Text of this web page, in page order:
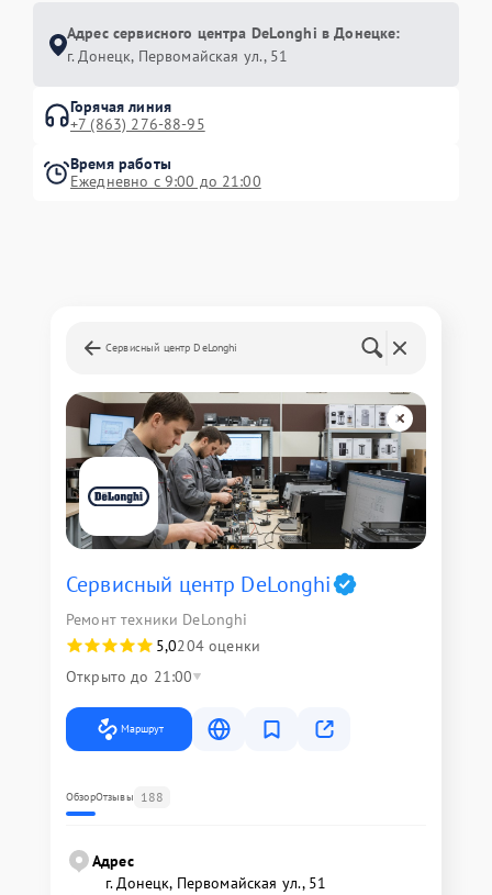
Адрес сервисного центра DeLonghi в Донецке:
г. Донецк, Первомайская ул., 51
Горячая линия
+7 (863) 276-88-95
Время работы
Ежедневно с 9:00 до 21:00
Сервисный центр DeLonghi
Сервисный центр DeLonghi
Ремонт техники DeLonghi
5,0204 оценки
Открыто до 21:00
Маршрут
ОбзорОтзывы 188
Адрес
г. Донецк, Первомайская ул., 51